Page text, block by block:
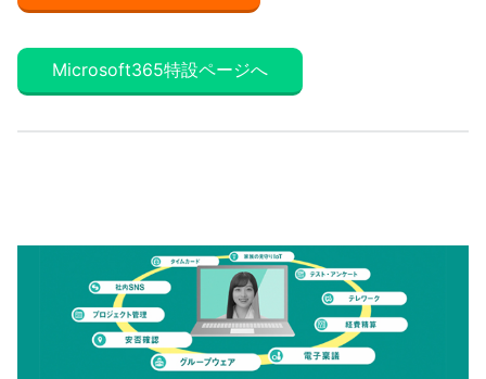
Microsoft365特設ページへ